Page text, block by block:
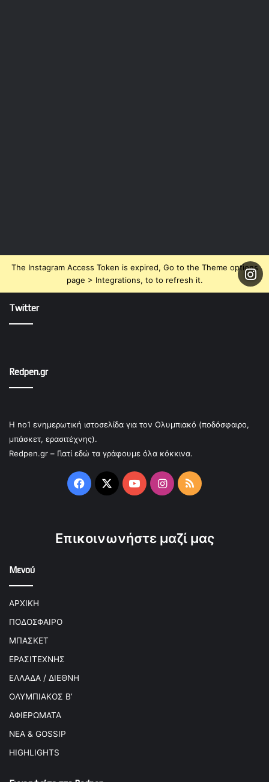
The Instagram Access Token is expired, Go to the Theme options
page > Integrations, to to refresh it.
Twitter
Redpen.gr
Η no1 ενημερωτική ιστοσελίδα για τον Ολυμπιακό (ποδόσφαιρο,
μπάσκετ, ερασιτέχνης).
Redpen.gr – Γιατί εδώ τα γράφουμε όλα κόκκινα.
Facebook
X YouTubeInstagram
RSS
Επικοινωνήστε μαζί μας
Μενού
ΑΡΧΙΚΗ
ΠΟΔΟΣΦΑΙΡΟ
ΜΠΑΣΚΕΤ
ΕΡΑΣΙΤΕΧΝΗΣ
ΕΛΛΑΔΑ / ΔΙΕΘΝΗ
ΟΛΥΜΠΙΑΚΟΣ Β’
ΑΦΙΕΡΩΜΑΤΑ
ΝΕΑ & GOSSIP
HIGHLIGHTS